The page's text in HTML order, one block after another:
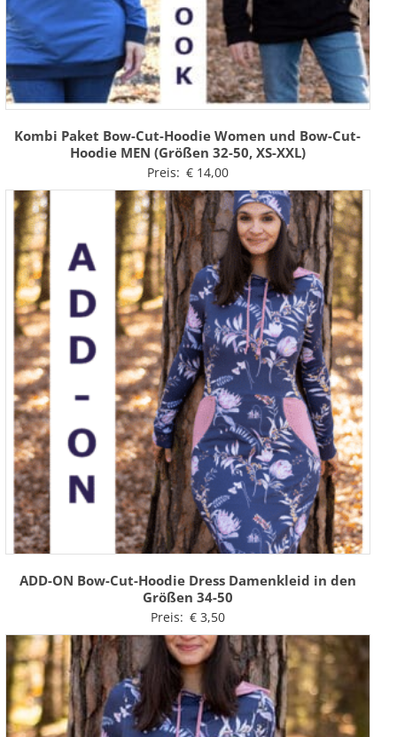
Kombi Paket Bow-Cut-Hoodie Women und Bow-Cut-
Hoodie MEN (Größen 32-50, XS-XXL)
Preis: €14,00
ADD-ON Bow-Cut-Hoodie Dress Damenkleid in den
Größen 34-50
Preis: €3,50